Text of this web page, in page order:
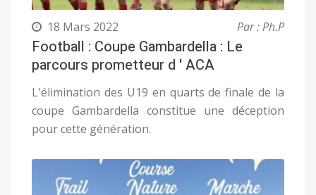
18 Mars 2022 Par : Ph.P
Football : Coupe Gambardella : Le
parcours prometteur d ' ACA
L'élimination des U19 en quarts de finale de la
coupe Gambardella constitue une déception
pour cette génération.